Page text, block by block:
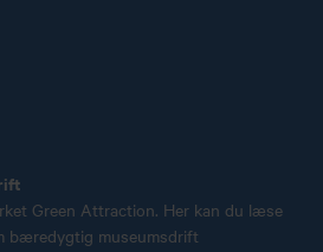
Green Attraction. Her kan du læse
bæredygtig museumsdrift